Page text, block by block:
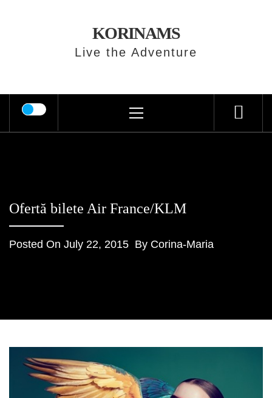
KORINAMS
Live the Adventure
Menu
Ofertă bilete Air France/KLM
Posted On July 22, 2015 By Corina-Maria